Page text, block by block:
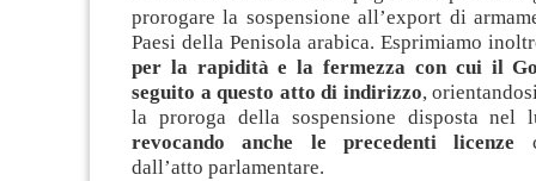
prorogare la sospensione all’export di
Paesi della Penisola arabica. Esprimiamo
per la rapidità e la fermezza con cui il
seguito a questo atto di indirizzo,
la proroga della sospensione disposta nel
revocando anche le precedenti licenze
dall’atto parlamentare.